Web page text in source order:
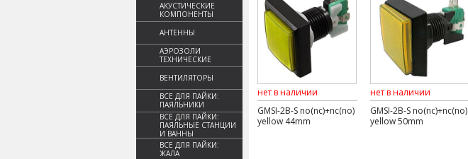
АКУСТИЧЕСКИЕ
КОМПОНЕНТЫ
АНТЕННЫ
АЭРОЗОЛИ
ТЕХНИЧЕСКИЕ
ВЕНТИЛЯТОРЫ
ВСЕ ДЛЯ ПАЙКИ:
ПАЯЛЬНИКИ
ВСЕ ДЛЯ ПАЙКИ:
ПАЯЛЬНЫЕ СТАНЦИИ
И ВАННЫ
ВСЕ ДЛЯ ПАЙКИ:
ЖАЛА
нет в наличии
GMSI-2B-S no(nc)+nc(no)
yellow 44mm
нет в наличии
GMSI-2B-S no(nc)+nc(no)
yellow 50mm